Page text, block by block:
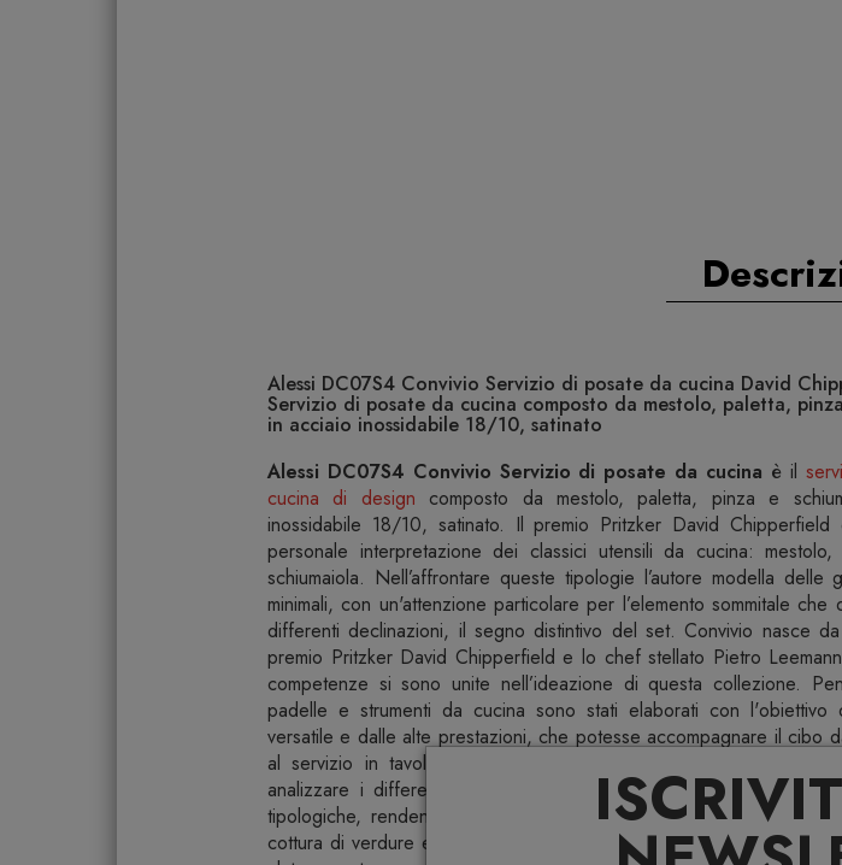
Alessi DC07S4 Convivio Servizio di posate da cucina David
Servizio di posate da cucina composto da mestolo, paletta,
in acciaio inossidabile 18/10, satinato
Alessi DC07S4 Convivio Servizio di posate da cucina è il
cucina di design composto da mestolo, paletta, pinza e
inossidabile 18/10, satinato. Il premio Pritzker David
personale interpretazione dei classici utensili da cucina:
schiumaiola. Nell’affrontare queste tipologie l’autore modella delle
minimali, con un'attenzione particolare per l’elemento sommitale che
differenti declinazioni, il segno distintivo del set. Convivio nasce
premio Pritzker David Chipperfield e lo chef stellato Pietro
competenze si sono unite nell’ideazione di questa collezione.
padelle e strumenti da cucina sono stati elaborati con
versatile e dalle alte prestazioni, che potesse accompagnare il cibo
al servizio in tavola. Indagando le possibilità della cucina
analizzare i differenti strumenti calibrando al meglio scelte
tipologiche, rendendo Convivio al contempo universale e
cottura di verdure e legumi. Il nome Convivio vuole omaggiare la